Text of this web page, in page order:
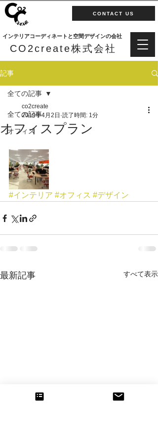
インテリアコーディネートと空間デザインの会社
CO2create株式会社
CONTACT US
記事
全ての記事
オフィス
全ての記事
オフィスプラン
co2create
2019年4月2日 読了時間: 1分
#インテリア #オフィス #デザイン
最新記事 すべて表示